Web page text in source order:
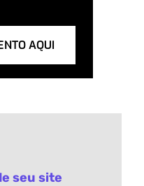
AQUI
seu site